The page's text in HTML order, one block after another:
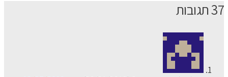
37 תגובות